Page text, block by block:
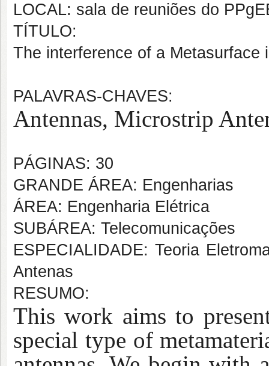
LOCAL: sala de reuniões do
TÍTULO:
The interference of a Metasurface
PALAVRAS-CHAVES:
Antennas, Microstrip
PÁGINAS: 30
GRANDE ÁREA: Engenharias
ÁREA: Engenharia Elétrica
SUBÁREA: Telecomunicações
ESPECIALIDADE: Teoria
Antenas
RESUMO:
This work aims to
special type of